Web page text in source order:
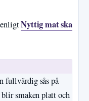
Nyttig mat ska
fullvärdig sås på
smaken platt och